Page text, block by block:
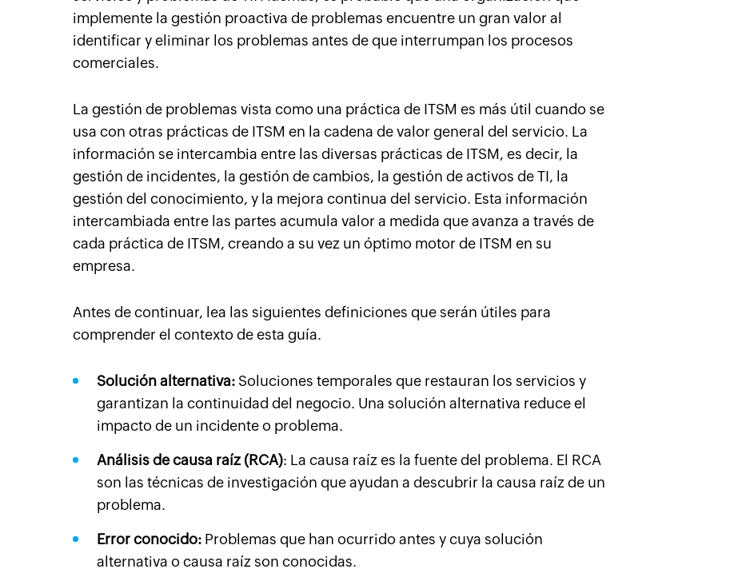
implemente la gestión proactiva de problemas encuentre un gran valor al
identificar y eliminar los problemas antes de que interrumpan los procesos
comerciales.
La gestión de problemas vista como una práctica de ITSM es más útil cuando se
usa con otras prácticas de ITSM en la cadena de valor general del servicio. La
información se intercambia entre las diversas prácticas de ITSM, es decir, la
gestión de incidentes, la gestión de cambios, la gestión de activos de TI, la
gestión del conocimiento, y la mejora continua del servicio. Esta información
intercambiada entre las partes acumula valor a medida que avanza a través de
cada práctica de ITSM, creando a su vez un óptimo motor de ITSM en su
empresa.
Antes de continuar, lea las siguientes definiciones que serán útiles para
comprender el contexto de esta guía.
Solución alternativa: Soluciones temporales que restauran los servicios y
garantizan la continuidad del negocio. Una solución alternativa reduce el
impacto de un incidente o problema.
Análisis de causa raíz (RCA): La causa raíz es la fuente del problema. El RCA
son las técnicas de investigación que ayudan a descubrir la causa raíz de un
problema.
Error conocido: Problemas que han ocurrido antes y cuya solución
alternativa o causa raíz son conocidas.